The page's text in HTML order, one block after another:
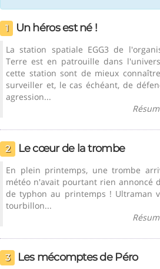
1 Un héros est né !
La station spatiale EGG3 de
Terre est en patrouille dans
cette station sont de mieux
surveiller et, le cas échéant, de
agression...
2 Le cœur de la trombe
En plein printemps, une trombe
météo n'avait pourtant rien annoncé
de typhon au printemps ! Ultraman
tourbillon...
3 Les mécomptes de Péro